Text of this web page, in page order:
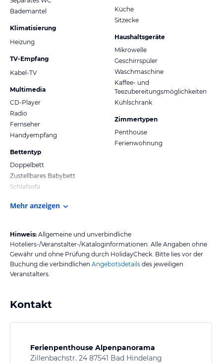
Bademantel
Klimatisierung
Heizung
TV-Empfang
Kabel-TV
Multimedia
CD-Player
Radio
Fernseher
Handyempfang
Bettentyp
Doppelbett
Zustellbares Babybett
Schlafsofa
Küche
Sitzecke
Haushaltsgeräte
Mikrowelle
Geschirrspüler
Waschmaschine
Kaffee- und
Teezubereitungsmöglichkeiten
Kühlschrank
Zimmertypen
Penthouse
Ferienwohnung
Mehr anzeigen
Hinweis: Allgemeine und unverbindliche
Hoteliers-/Veranstalter-/Kataloginformationen. Alle Angaben ohne
Gewähr und ohne Prüfung durch HolidayCheck. Bitte lies vor der
Buchung die verbindlichen Angebotsdetails des jeweiligen
Veranstalters.
Kontakt
Ferienpenthouse Alpenpanorama
Zillenbachstr. 24 87541 Bad Hindelang